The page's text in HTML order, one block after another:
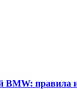
BMW: правила